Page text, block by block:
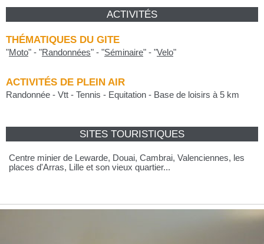
ACTIVITÉS
THÉMATIQUES DU GITE
"Moto" - "Randonnées" - "Séminaire" - "Velo"
ACTIVITÉS DE PLEIN AIR
Randonnée - Vtt - Tennis - Equitation - Base de loisirs à 5 km
SITES TOURISTIQUES
Centre minier de Lewarde, Douai, Cambrai, Valenciennes, les
places d'Arras, Lille et son vieux quartier...